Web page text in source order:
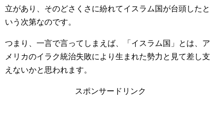
立があり、そのどさくさに紛れてイスラム国が台頭したと
いう次第なのです。
つまり、一言で言ってしまえば、「イスラム国」とは、ア
メリカのイラク統治失敗により生まれた勢力と見て差し支
えないかと思われます。
スポンサードリンク